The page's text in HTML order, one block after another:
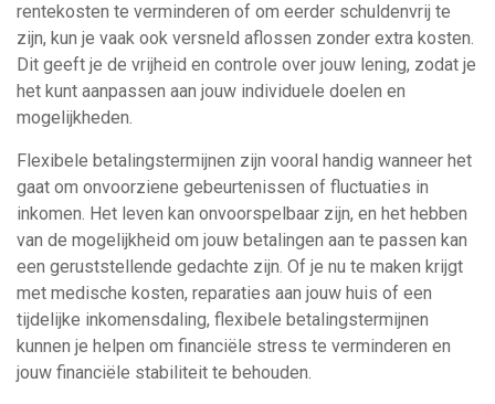
rentekosten te verminderen of om eerder schuldenvrij te
zijn, kun je vaak ook versneld aflossen zonder extra kosten.
Dit geeft je de vrijheid en controle over jouw lening, zodat je
het kunt aanpassen aan jouw individuele doelen en
mogelijkheden.
Flexibele betalingstermijnen zijn vooral handig wanneer het
gaat om onvoorziene gebeurtenissen of fluctuaties in
inkomen. Het leven kan onvoorspelbaar zijn, en het hebben
van de mogelijkheid om jouw betalingen aan te passen kan
een geruststellende gedachte zijn. Of je nu te maken krijgt
met medische kosten, reparaties aan jouw huis of een
tijdelijke inkomensdaling, flexibele betalingstermijnen
kunnen je helpen om financiële stress te verminderen en
jouw financiële stabiliteit te behouden.